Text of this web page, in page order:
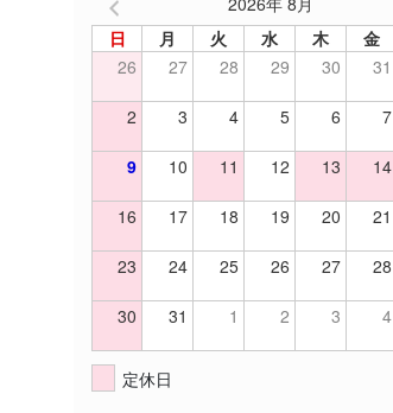
日
月 火 水 木 金
26
27 28 29 30 31
2 3 4 5 6 7
9 10 11 12 13 14
16 17 18 19 20 21
23 24 25 26 27 28
30 31 1 2 3 4
定休日